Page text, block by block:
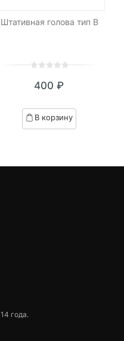
Штативная голова тип B
out
based
on
400 ₽
В корзину
года.